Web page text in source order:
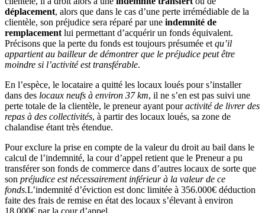
déplacement, alors que dans le cas d’une perte irrémédiable de la
clientèle, son préjudice sera réparé par une indemnité de
remplacement lui permettant d’acquérir un fonds équivalent.
Précisons que la perte du fonds est toujours présumée et qu’il
appartient au bailleur de démontrer que le préjudice peut être
moindre si l’activité est transférable.
En l’espèce, le locataire a quitté les locaux loués pour s’installer
dans des locaux neufs à environ 37 km, il ne s’en est pas suivi une
perte totale de la clientèle, le preneur ayant pouractivité de livrer des
repas à des collectivités, à partir des locaux loués, sa zone de
chalandise étant très étendue.
Pour exclure la prise en compte de la valeur du droit au bail dans le
calcul de l’indemnité, la cour d’appel retient que le Preneur a pu
transférer son fonds de commerce dans d’autres locaux de sorte que
son préjudice est nécessairement inférieur à la valeur de ce
fonds.L’indemnité d’éviction est donc limitée à 356.000€ déduction
faite des frais de remise en état des locaux s’élevant à environ
18.000€ par la cour d’appel.